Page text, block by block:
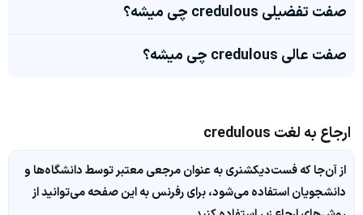
صفت تفضیلی credulous چی میشه؟
صفت عالی credulous چی میشه؟
ارجاع به لغت credulous
از آن‌جا که فست‌دیکشنری به عنوان مرجعی معتبر توسط دانشگاه‌ها و
دانشجویان استفاده می‌شود، برای رفرنس به این صفحه می‌توانید از